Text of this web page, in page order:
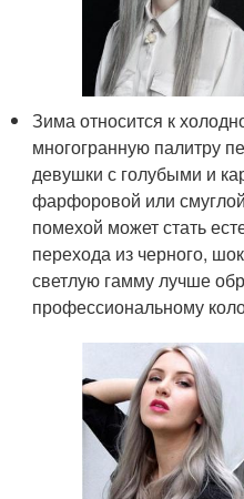
Зима относится к
многогранную палитру
девушки с голубыми и
фарфоровой или
помехой может стать
перехода из черного,
светлую гамму лучше
профессиональному